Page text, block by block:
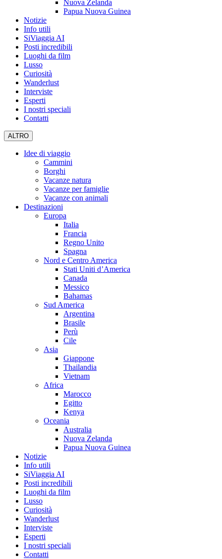
Nuova Zelanda
Papua Nuova Guinea
Notizie
Info utili
SiViaggia AI
Posti incredibili
Luoghi da film
Lusso
Curiosità
Wanderlust
Interviste
Esperti
I nostri speciali
Contatti
ALTRO
Idee di viaggio
Cammini
Borghi
Vacanze natura
Vacanze per famiglie
Vacanze con animali
Destinazioni
Europa
Italia
Francia
Regno Unito
Spagna
Nord e Centro America
Stati Uniti d’America
Canada
Messico
Bahamas
Sud America
Argentina
Brasile
Perù
Cile
Asia
Giappone
Thailandia
Vietnam
Africa
Marocco
Egitto
Kenya
Oceania
Australia
Nuova Zelanda
Papua Nuova Guinea
Notizie
Info utili
SiViaggia AI
Posti incredibili
Luoghi da film
Lusso
Curiosità
Wanderlust
Interviste
Esperti
I nostri speciali
Contatti